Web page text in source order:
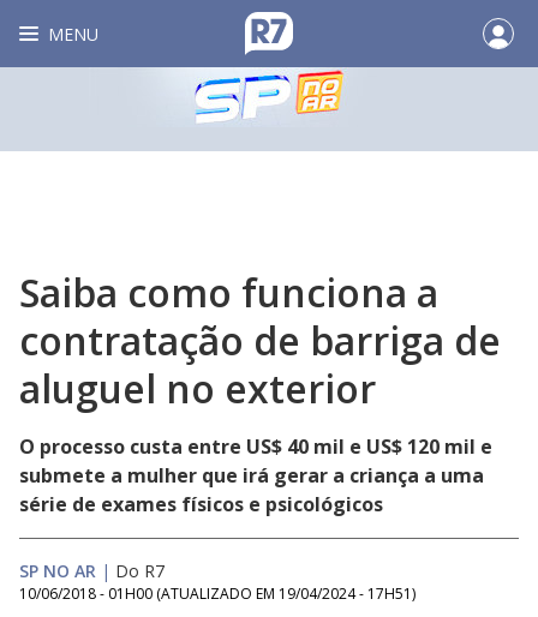
MENU
Saiba como funciona a
contratação de barriga de
aluguel no exterior
O processo custa entre US$ 40 mil e US$ 120 mil e
submete a mulher que irá gerar a criança a uma
série de exames físicos e psicológicos
SP NO AR | Do R7
10/06/2018 - 01H00 (ATUALIZADO EM 19/04/2024 - 17H51)